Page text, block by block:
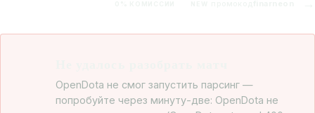
OpenDota не смог запустить парсинг —
попробуйте через минуту-две: OpenDota не